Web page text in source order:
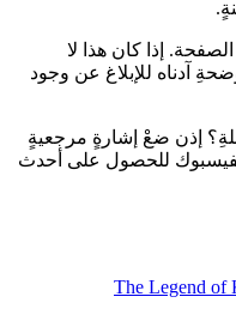
إذا كان هذا لا
آدناه للإبلاغ عن وجود
إذن ضعْ إشارةٍ مرجعيةٍ
الفيسبوك للحصول على أحدث